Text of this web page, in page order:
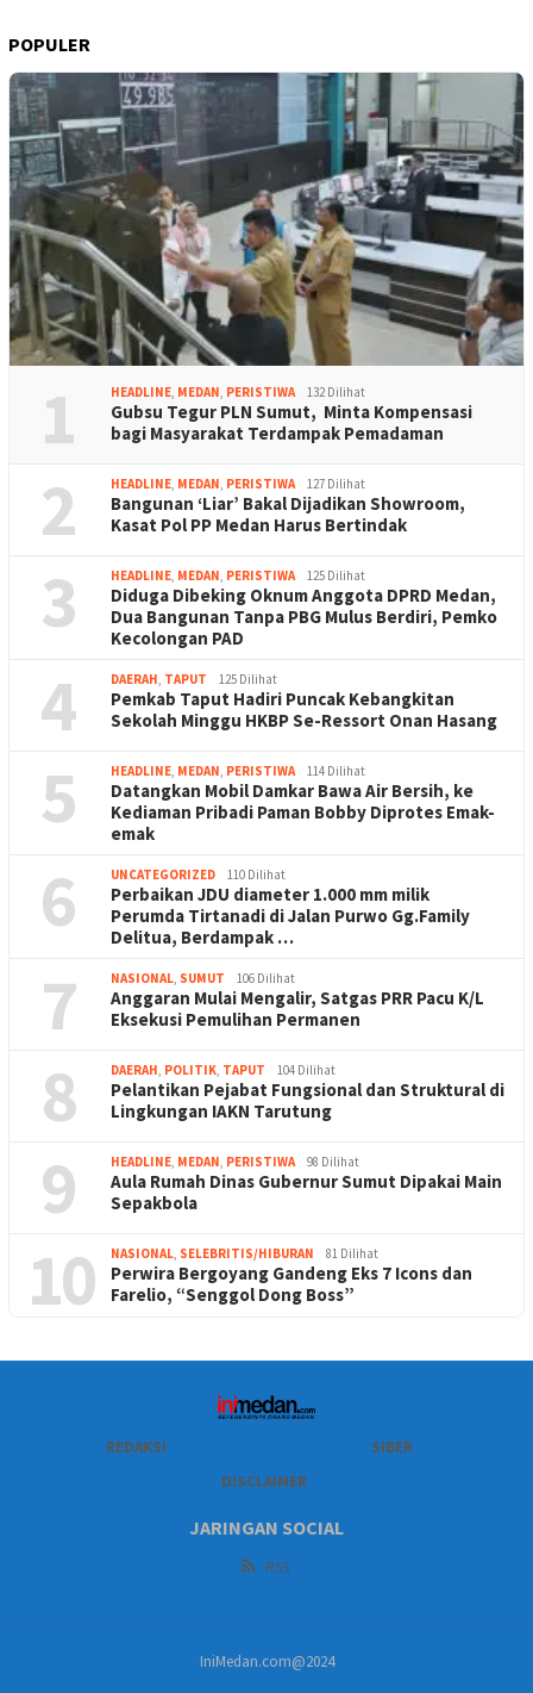
POPULER
1 HEADLINE, MEDAN, PERISTIWA 132 Dilihat
Gubsu Tegur PLN Sumut, Minta Kompensasi
bagi Masyarakat Terdampak Pemadaman
2 HEADLINE, MEDAN, PERISTIWA 127 Dilihat
Bangunan ‘Liar’ Bakal Dijadikan Showroom,
Kasat Pol PP Medan Harus Bertindak
3 HEADLINE, MEDAN, PERISTIWA 125 Dilihat
Diduga Dibeking Oknum Anggota DPRD Medan,
Dua Bangunan Tanpa PBG Mulus Berdiri, Pemko
Kecolongan PAD
4 DAERAH, TAPUT 125 Dilihat
Pemkab Taput Hadiri Puncak Kebangkitan
Sekolah Minggu HKBP Se-Ressort Onan Hasang
5 HEADLINE, MEDAN, PERISTIWA 114 Dilihat
Datangkan Mobil Damkar Bawa Air Bersih, ke
Kediaman Pribadi Paman Bobby Diprotes Emak-
emak
6 UNCATEGORIZED 110 Dilihat
Perbaikan JDU diameter 1.000 mm milik
Perumda Tirtanadi di Jalan Purwo Gg.Family
Delitua, Berdampak …
7 NASIONAL, SUMUT 106 Dilihat
Anggaran Mulai Mengalir, Satgas PRR Pacu K/L
Eksekusi Pemulihan Permanen
8 DAERAH, POLITIK, TAPUT 104 Dilihat
Pelantikan Pejabat Fungsional dan Struktural di
Lingkungan IAKN Tarutung
9 HEADLINE, MEDAN, PERISTIWA 98 Dilihat
Aula Rumah Dinas Gubernur Sumut Dipakai Main
Sepakbola
10 NASIONAL, SELEBRITIS/HIBURAN 81 Dilihat
Perwira Bergoyang Gandeng Eks 7 Icons dan
Farelio, “Senggol Dong Boss”
REDAKSI
SIBER
DISCLAIMER
JARINGAN SOCIAL
RSS
IniMedan.com@2024